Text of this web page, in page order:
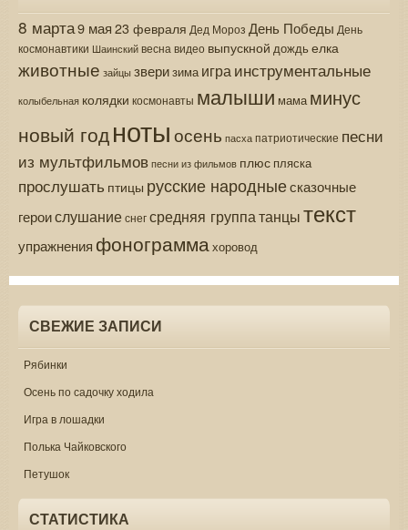
8 марта9 мая 23 февраля Дед Мороз День Победы День
космонавтики Шаинскийвесна видео выпускной дождь елка
животные зайцы зверизима игра инструментальные
колыбельная колядки космонавты малыши мама минус
новый годнотыосень пасха патриотические песни
из мультфильмов песни из фильмов плюс пляска
прослушать птицы русские народныесказочные
героислушаниеснегсредняя группатанцытекст
упражнения фонограммахоровод
СВЕЖИЕ ЗАПИСИ
Рябинки
Осень по садочку ходила
Игра в лошадки
Полька Чайковского
Петушок
СТАТИСТИКА